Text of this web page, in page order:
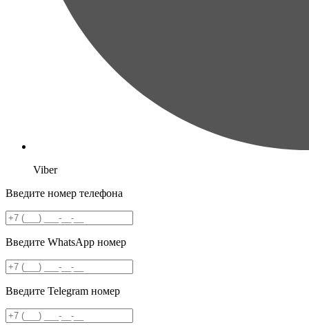
Viber
Введите номер телефона
Введите WhatsApp номер
Введите Telegram номер